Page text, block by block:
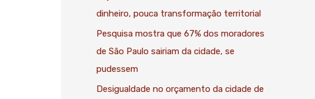
dinheiro, pouca transformação territorial
Pesquisa mostra que 67% dos moradores
de São Paulo sairiam da cidade, se
pudessem
Desigualdade no orçamento da cidade de